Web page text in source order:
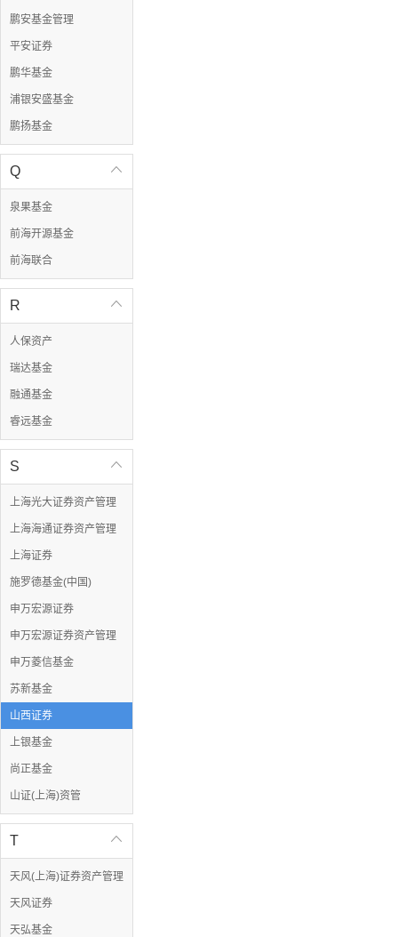
鹏安基金管理
平安证券
鹏华基金
浦银安盛基金
鹏扬基金

Q
泉果基金
前海开源基金
前海联合

R
人保资产
瑞达基金
融通基金
睿远基金

S
上海光大证券资产管理
上海海通证券资产管理
上海证券
施罗德基金(中国)
申万宏源证券
申万宏源证券资产管理
申万菱信基金
苏新基金
山西证券
上银基金
尚正基金
山证(上海)资管

T
天风(上海)证券资产管理
天风证券
天弘基金